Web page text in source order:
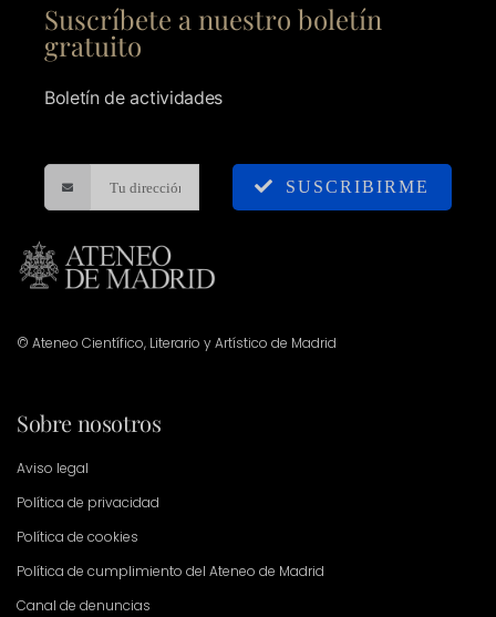
Suscríbete a nuestro boletín
gratuito
Boletín de actividades
SUSCRIBIRME
© Ateneo Científico, Literario y Artístico de Madrid
Sobre nosotros
Aviso legal
Política de privacidad
Política de cookies
Política de cumplimiento del Ateneo de Madrid
Canal de denuncias